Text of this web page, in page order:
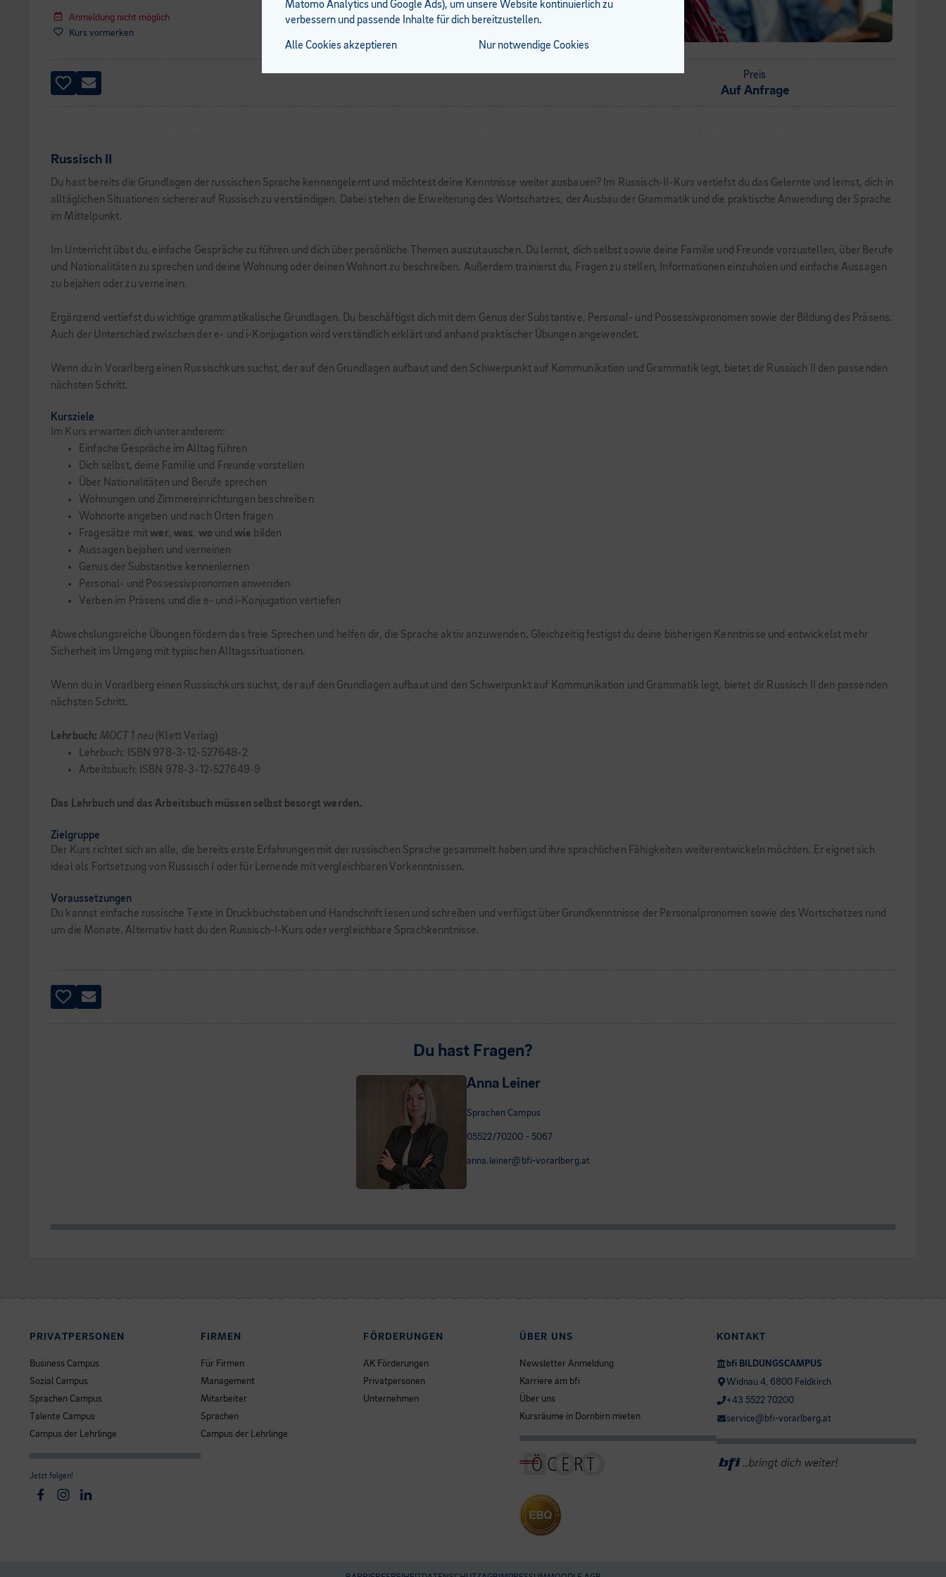
Anmeldung nicht möglich
Kurs vormerken
Preis
Auf Anfrage
Russisch II
Du hast bereits die Grundlagen der russischen Sprache kennengelernt und möchtest deine Kenntnisse weiter ausbauen? Im Russisch-II-Kurs vertiefst du das Gelernte und lernst, dich in
alltäglichen Situationen sicherer auf Russisch zu verständigen. Dabei stehen die Erweiterung des Wortschatzes, der Ausbau der Grammatik und die praktische Anwendung der Sprache
im Mittelpunkt.
Im Unterricht übst du, einfache Gespräche zu führen und dich über persönliche Themen auszutauschen. Du lernst, dich selbst sowie deine Familie und Freunde vorzustellen, über Berufe
und Nationalitäten zu sprechen und deine Wohnung oder deinen Wohnort zu beschreiben. Außerdem trainierst du, Fragen zu stellen, Informationen einzuholen und einfache Aussagen
zu bejahen oder zu verneinen.
Ergänzend vertiefst du wichtige grammatikalische Grundlagen. Du beschäftigst dich mit dem Genus der Substantive, Personal- und Possessivpronomen sowie der Bildung des Präsens.
Auch der Unterschied zwischen der e- und i-Konjugation wird verständlich erklärt und anhand praktischer Übungen angewendet.
Wenn du in Vorarlberg einen Russischkurs suchst, der auf den Grundlagen aufbaut und den Schwerpunkt auf Kommunikation und Grammatik legt, bietet dir Russisch II den passenden
nächsten Schritt.
Kursziele
Im Kurs erwarten dich unter anderem:
Einfache Gespräche im Alltag führen
Dich selbst, deine Familie und Freunde vorstellen
Über Nationalitäten und Berufe sprechen
Wohnungen und Zimmereinrichtungen beschreiben
Wohnorte angeben und nach Orten fragen
Fragesätze mitwer,was, wo und wie bilden
Aussagen bejahen und verneinen
Genus der Substantive kennenlernen
Personal- und Possessivpronomen anwenden
Verben im Präsens und die e- und i-Konjugation vertiefen
Abwechslungsreiche Übungen fördern das freie Sprechen und helfen dir, die Sprache aktiv anzuwenden. Gleichzeitig festigst du deine bisherigen Kenntnisse und entwickelst mehr
Sicherheit im Umgang mit typischen Alltagssituationen.
Wenn du in Vorarlberg einen Russischkurs suchst, der auf den Grundlagen aufbaut und den Schwerpunkt auf Kommunikation und Grammatik legt, bietet dir Russisch II den passenden
nächsten Schritt.
Lehrbuch: MOCT 1 neu (Klett Verlag)
Lehrbuch: ISBN 978-3-12-527648-2
Arbeitsbuch: ISBN 978-3-12-527649-9
Das Lehrbuch und das Arbeitsbuch müssen selbst besorgt werden.
Zielgruppe
Der Kurs richtet sich an alle, die bereits erste Erfahrungen mit der russischen Sprache gesammelt haben und ihre sprachlichen Fähigkeiten weiterentwickeln möchten. Er eignet sich
ideal als Fortsetzung von Russisch I oder für Lernende mit vergleichbaren Vorkenntnissen.
Voraussetzungen
Du kannst einfache russische Texte in Druckbuchstaben und Handschrift lesen und schreiben und verfügst über Grundkenntnisse der Personalpronomen sowie des Wortschatzes rund
um die Monate. Alternativ hast du den Russisch-I-Kurs oder vergleichbare Sprachkenntnisse.
Du hast Fragen?
Anna Leiner
Sprachen Campus
05522/70200 - 5067
anna.leiner@bfi-vorarlberg.at
PRIVATPERSONEN
Business Campus
Sozial Campus
Sprachen Campus
Talente Campus
Campus der Lehrlinge
Jetzt folgen!
Facebook
Instagram
Linkedin
FIRMEN
Für Firmen
Management
Mitarbeiter
Sprachen
Campus der Lehrlinge
FÖRDERUNGEN
AK Förderungen
Privatpersonen
Unternehmen
ÜBER UNS
Newsletter Anmeldung
Karriere am bfi
Über uns
Kursräume in Dornbirn mieten
KONTAKT
bfi BILDUNGSCAMPUS
Widnau 4, 6800 Feldkirch
+43 5522 70200
service@bfi-vorarlberg.at
Matomo Analytics und Google Ads), um unsere Website kontinuierlich zu
verbessern und passende Inhalte für dich bereitzustellen.
Alle Cookies akzeptieren Nur notwendige Cookies